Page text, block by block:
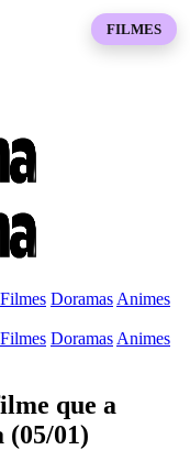
Filmes Doramas Animes
Filmes Doramas Animes
que a
(05/01)
FILMES